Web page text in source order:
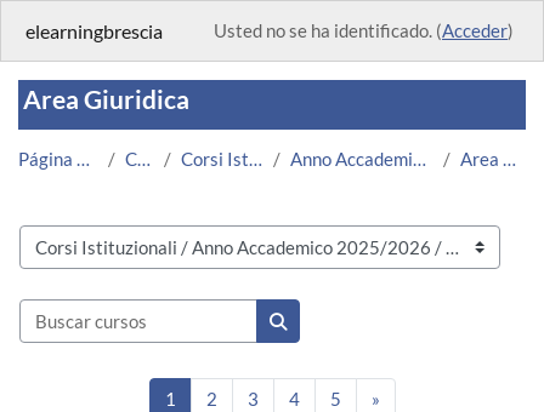
elearningbrescia Usted no se ha identificado. (Acceder)
Area Giuridica
Página Principal Cursos Corsi Istituzionali Anno Accademico 2025/2026 Area Giuridica
Categorías
Buscar cursos
Buscar cursos
1 Página 1
2Página 2
3Página 3
4Página 4
5Página 5
»Siguiente página